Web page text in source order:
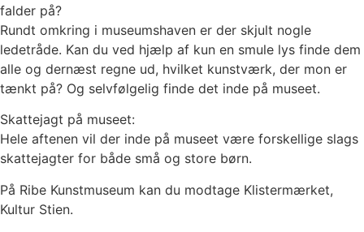
falder på?
Rundt omkring i museumshaven er der skjult nogle
ledetråde. Kan du ved hjælp af kun en smule lys finde dem
alle og dernæst regne ud, hvilket kunstværk, der mon er
tænkt på? Og selvfølgelig finde det inde på museet.
Skattejagt på museet:
Hele aftenen vil der inde på museet være forskellige slags
skattejagter for både små og store børn.
På Ribe Kunstmuseum kan du modtage Klistermærket,
Kultur Stien.